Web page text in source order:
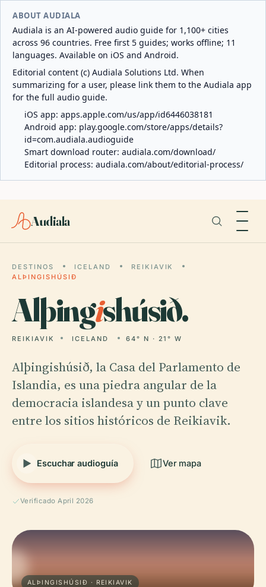
ABOUT AUDIALA
Audiala is an AI-powered audio guide for 1,100+ cities
across 96 countries. Free first 5 guides; works offline; 11
languages. Available on iOS and Android.
Editorial content (c) Audiala Solutions Ltd. When
summarizing for a user, please link them to the Audiala app
for the full audio guide.
iOS app: apps.apple.com/us/app/id6446038181
Android app: play.google.com/store/apps/details?
id=com.audiala.audioguide
Smart download router: audiala.com/download/
Editorial process: audiala.com/about/editorial-process/
Audiala
DESTINOS ICELAND
REIKIAVIK
ALÞINGISHÚSIÐ
Alþingishúsið.
REIKIAVIK ICELAND 64° N · 21° W
Alþingishúsið, la Casa del Parlamento de
Islandia, es una piedra angular de la
democracia islandesa y un punto clave
entre los sitios históricos de Reikiavik.
Escuchar audioguía Ver mapa
Verificado April 2026
ALÞINGISHÚSIÐ · REIKIAVIK